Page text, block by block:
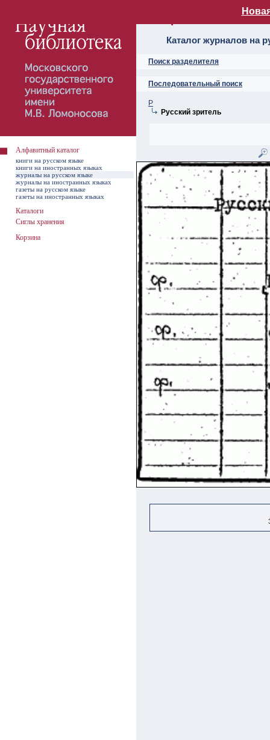
Алфавитный
Каталог журналов на
Поиск разделителя
Последовательный поиск
Р
Русский зритель
Алфавитный каталог
книги на русском языке
книги на иностранных языках
журналы на русском языке
журналы на иностранных языках
газеты на русском языке
газеты на иностранных языках
Каталоги
Сиглы хранения
Корзина